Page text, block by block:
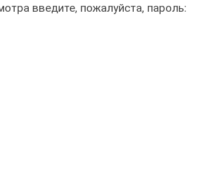
введите, пожалуйста, пароль: